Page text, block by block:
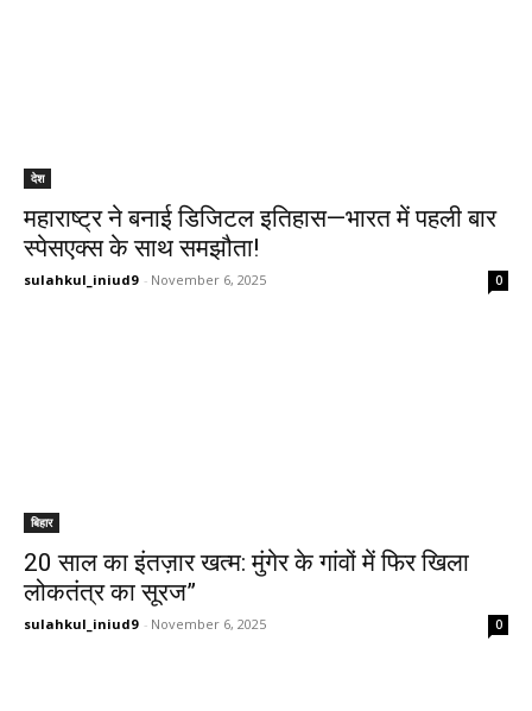
देश
महाराष्ट्र ने बनाई डिजिटल इतिहास—भारत में पहली बार
स्पेसएक्स के साथ समझौता!
sulahkul_iniud9 - November 6, 2025 0
बिहार
20 साल का इंतज़ार खत्म: मुंगेर के गांवों में फिर खिला
लोकतंत्र का सूरज”
sulahkul_iniud9 - November 6, 2025 0